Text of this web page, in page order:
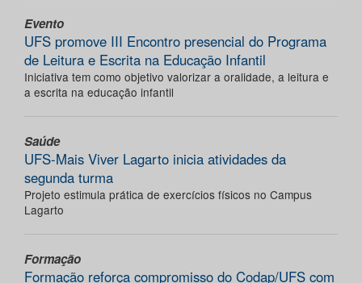
Evento
UFS promove III Encontro presencial do Programa
de Leitura e Escrita na Educação Infantil
Iniciativa tem como objetivo valorizar a oralidade, a leitura e
a escrita na educação infantil
Saúde
UFS-Mais Viver Lagarto inicia atividades da
segunda turma
Projeto estimula prática de exercícios físicos no Campus
Lagarto
Formação
Formação reforça compromisso do Codap/UFS com